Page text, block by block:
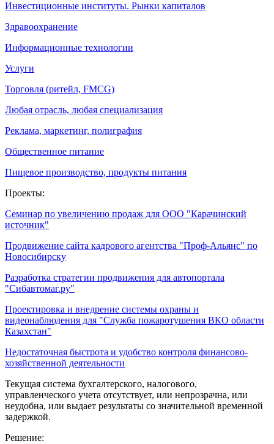
Инвестиционные институты. Рынки капиталов
Здравоохранение
Информационные технологии
Услуги
Торговля (ритейл, FMCG)
Любая отрасль, любая специализация
Реклама, маркетинг, полиграфия
Общественное питание
Пищевое производство, продукты питания
Проекты:
Семинар по увеличению продаж для ООО "Карачинский
источник"
Продвижение сайта кадрового агентства "Проф-Альянс" по
Новосибирску
Разработка стратегии продвижения для автопортала
"Сибавтомаг.ру"
Проектировка и внедрение системы охраны и
видеонаблюдения для "Служба пожаротушения ВКО области
Казахстан"
Недостаточная быстрота и удобство контроля финансово-
хозяйственной деятельности
Текущая система бухгалтерского, налогового,
управленческого учета отсутствует, или непрозрачна, или
неудобна, или выдает результаты со значительной временной
задержкой.
Решение: